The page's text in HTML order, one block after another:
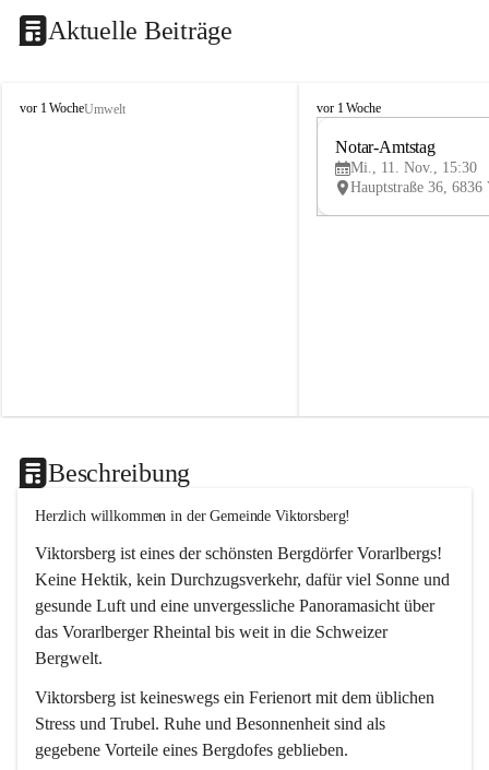
Aktuelle Beiträge
V
vor 1 WocheUmwelt
V
vor 1 Woche
Notar-Amtstag
Mi., 11. Nov., 15:30
Beschreibung
Herzlich willkommen in der Gemeinde Viktorsberg!
Viktorsberg ist eines der schönsten Bergdörfer Vorarlbergs!
Keine Hektik, kein Durchzugsverkehr, dafür viel Sonne und
gesunde Luft und eine unvergessliche Panoramasicht über
das Vorarlberger Rheintal bis weit in die Schweizer
Bergwelt.
Viktorsberg ist keineswegs ein Ferienort mit dem üblichen
Stress und Trubel. Ruhe und Besonnenheit sind als
gegebene Vorteile eines Bergdofes geblieben.